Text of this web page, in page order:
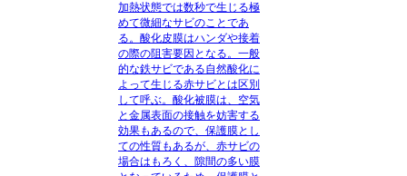
加熱状態では数秒で生じる極
めて微細なサビのことであ
る。 酸化皮膜はハンダや接着
の際の阻害要因となる。 一般
的な鉄サビである自然酸化に
よって生じる赤サビとは区別
して呼ぶ。酸化被膜は、空気
と金属表面の接触を妨害する
効果もあるので、保護膜とし
ての性質もあるが、赤サビの
場合はもろく、隙間の多い膜